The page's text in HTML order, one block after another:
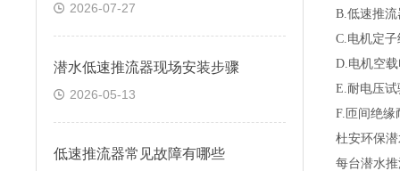
2026-07-27
潜水低速推流器现场安装步骤
2026-05-13
低速推流器常见故障有哪些
B.低速推流
C.电机定
D.电机空
E.耐电压
F. 匝间绝
杜安环保
每台潜水